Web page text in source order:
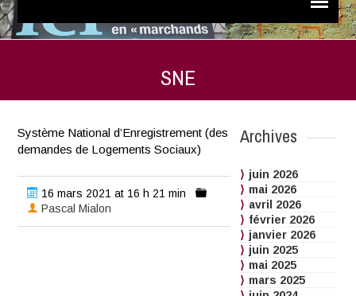
SNE
Système National d’Enregistrement (des
demandes de Logements Sociaux)
16 mars 2021 at 16 h 21 min
Pascal Mialon
Archives
juin 2026
mai 2026
avril 2026
février 2026
janvier 2026
juin 2025
mai 2025
mars 2025